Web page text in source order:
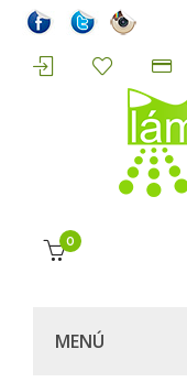
0
MENÚ